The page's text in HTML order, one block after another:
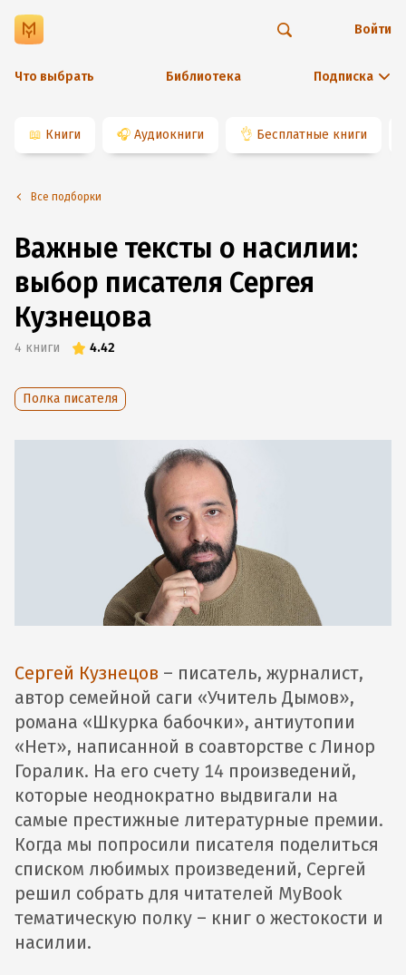
Что выбрать Библиотека Подписка
Войти
📖 Книги 🎧 Аудиокниги 👌 Бесплатные книги
Все подборки
Важные тексты о насилии:
выбор писателя Сергея
Кузнецова
4 книги 4.42
Полка писателя
Сергей Кузнецов – писатель, журналист,
автор семейной саги «Учитель Дымов»,
романа «Шкурка бабочки», антиутопии
«Нет», написанной в соавторстве с Линор
Горалик. На его счету 14 произведений,
которые неоднократно выдвигали на
самые престижные литературные премии.
Когда мы попросили писателя поделиться
списком любимых произведений, Сергей
решил собрать для читателей MyBook
тематическую полку – книг о жестокости и
насилии.